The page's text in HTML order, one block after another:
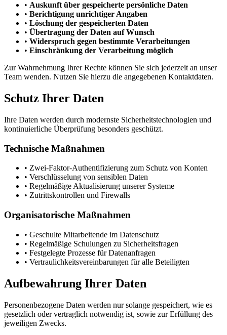
• Auskunft über gespeicherte persönliche Daten
• Berichtigung unrichtiger Angaben
• Löschung der gespeicherten Daten
• Übertragung der Daten auf Wunsch
• Widerspruch gegen bestimmte Verarbeitungen
• Einschränkung der Verarbeitung möglich
Zur Wahrnehmung Ihrer Rechte können Sie sich jederzeit an unser
Team wenden. Nutzen Sie hierzu die angegebenen Kontaktdaten.
Schutz Ihrer Daten
Ihre Daten werden durch modernste Sicherheitstechnologien und
kontinuierliche Überprüfung besonders geschützt.
Technische Maßnahmen
• Zwei-Faktor-Authentifizierung zum Schutz von Konten
• Verschlüsselung von sensiblen Daten
• Regelmäßige Aktualisierung unserer Systeme
• Zutrittskontrollen und Firewalls
Organisatorische Maßnahmen
• Geschulte Mitarbeitende im Datenschutz
• Regelmäßige Schulungen zu Sicherheitsfragen
• Festgelegte Prozesse für Datenanfragen
• Vertraulichkeitsvereinbarungen für alle Beteiligten
Aufbewahrung Ihrer Daten
Personenbezogene Daten werden nur solange gespeichert, wie es
gesetzlich oder vertraglich notwendig ist, sowie zur Erfüllung des
jeweiligen Zwecks.